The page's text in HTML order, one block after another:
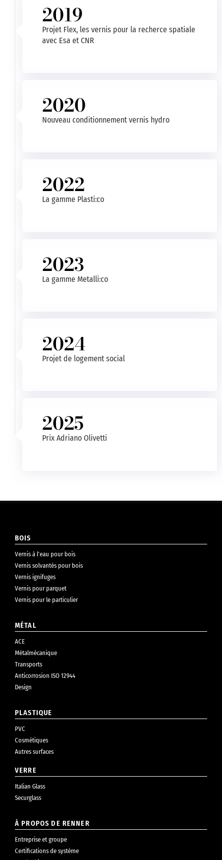
2019
Projet Flex, les vernis pour la recherce spatiale
avec Esa et CNR
2020
Nouveau conditionnement vernis hydro
2022
La gamme Plasti:co
2023
La gamme Metalli:co
2024
Projet de logement social
2025
Prix Adriano Olivetti
BOIS
Vernis à l’eau pour bois
Vernis solvantés pour bois
Vernis ignifuges
Vernis pour parquet
Vernis pour le particulier
MÉTAL
ACE
Métalmécanique
Transports
Anticorrosion ISO 12944
Design
PLASTIQUE
PVC
Cosmétiques
Autres surfaces
VERRE
Italian Glass
Securglass
À PROPOS DE RENNER
Entreprise et groupe
Certifications de système